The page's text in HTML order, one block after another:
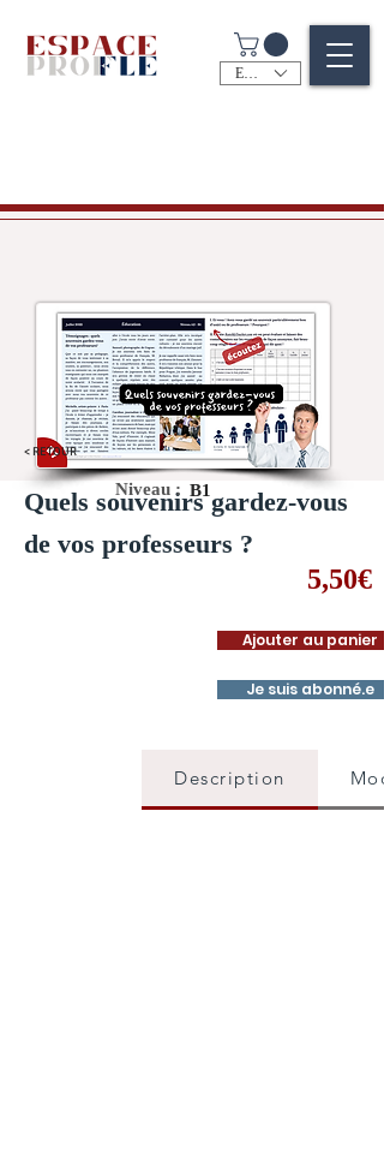
EUR (€)
Quels souvenirs gardez-vous
de vos professeurs ?
< RETOUR
Niveau : B1
5,50€
Ajouter au panier
Je suis abonné.e
Description